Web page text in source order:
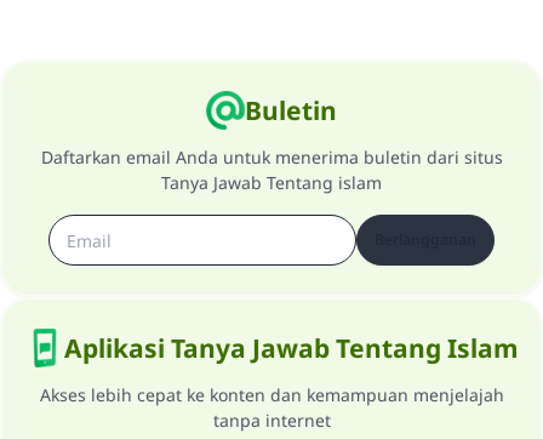
Buletin
Daftarkan email Anda untuk menerima buletin dari situs
Tanya Jawab Tentang islam
Aplikasi Tanya Jawab Tentang Islam
Akses lebih cepat ke konten dan kemampuan menjelajah
tanpa internet